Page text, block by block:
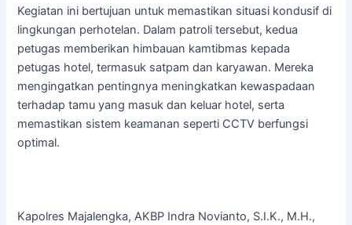
Kegiatan ini bertujuan untuk memastikan situasi kondusif di
lingkungan perhotelan. Dalam patroli tersebut, kedua
petugas memberikan himbauan kamtibmas kepada
petugas hotel, termasuk satpam dan karyawan. Mereka
mengingatkan pentingnya meningkatkan kewaspadaan
terhadap tamu yang masuk dan keluar hotel, serta
memastikan sistem keamanan seperti CCTV berfungsi
optimal.
Kapolres Majalengka, AKBP Indra Novianto, S.I.K., M.H.,